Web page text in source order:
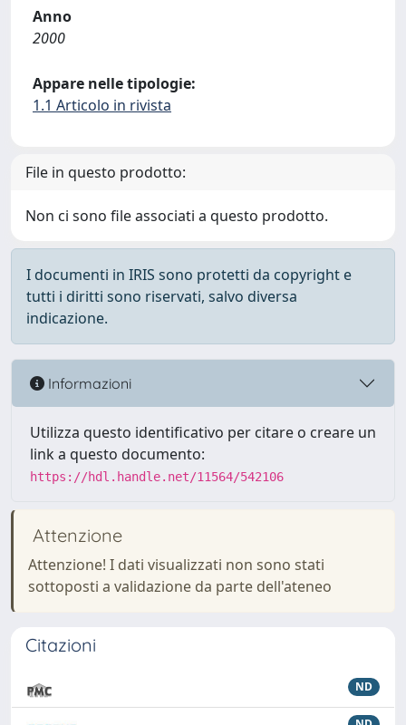
Anno
2000
Appare nelle tipologie:
1.1 Articolo in rivista
File in questo prodotto:
Non ci sono file associati a questo prodotto.
I documenti in IRIS sono protetti da copyright e
tutti i diritti sono riservati, salvo diversa
indicazione.
Informazioni
Utilizza questo identificativo per citare o creare un
link a questo documento:
https://hdl.handle.net/11564/542106
Attenzione
Attenzione! I dati visualizzati non sono stati
sottoposti a validazione da parte dell'ateneo
Citazioni
ND